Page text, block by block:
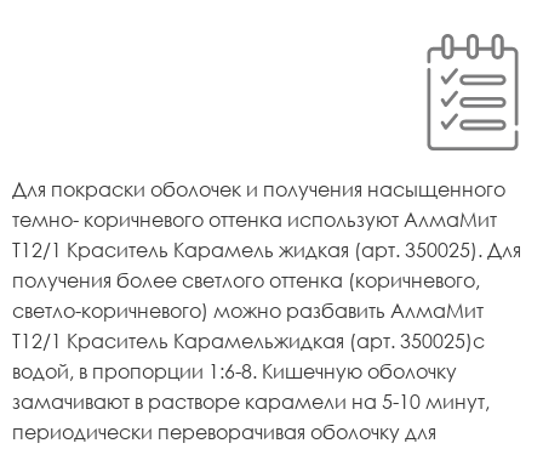
Для покраски оболочек и получения насыщенного
темно- коричневого оттенка используют АлмаМит
Т12/1 Краситель Карамель жидкая (арт. 350025). Для
получения более светлого оттенка (коричневого,
светло-коричневого) можно разбавить АлмаМит
Т12/1 Краситель Карамельжидкая (арт. 350025)с
водой, в пропорции 1:6-8. Кишечную оболочку
замачивают в растворе карамели на 5-10 минут,
периодически переворачивая оболочку для